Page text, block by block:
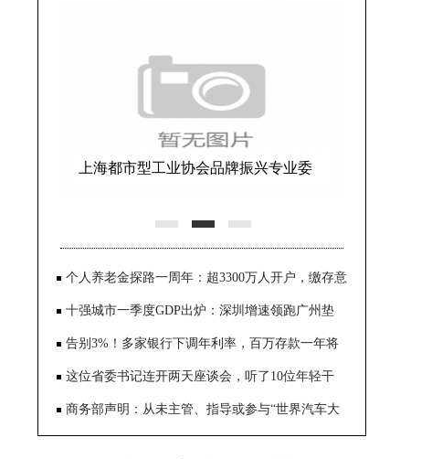
安徽宿州蒿沟镇政府通报：一名女演
个人养老金探路一周年：超3300万人开户，缴存意
愿待激活
十强城市一季度GDP出炉：深圳增速领跑广州垫
底，成都超苏州
告别3%！多家银行下调年利率，百万存款一年将
少3000元利息
这位省委书记连开两天座谈会，听了10位年轻干
部、10位女干部代表的意见
商务部声明：从未主管、指导或参与“世界汽车大